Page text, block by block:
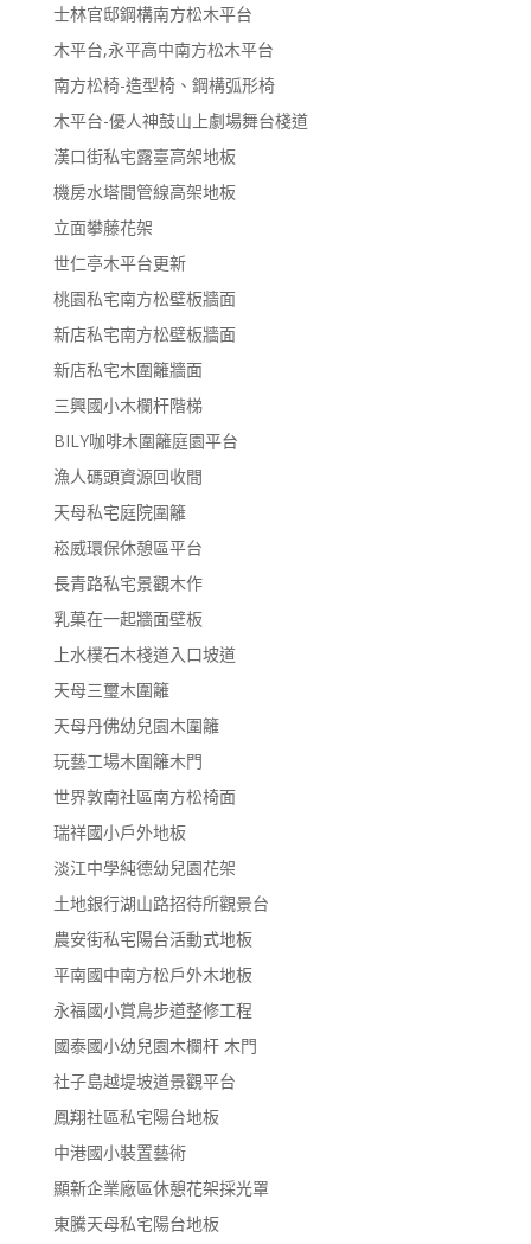
士林官邸鋼構南方松木平台
木平台,永平高中南方松木平台
南方松椅-造型椅、鋼構弧形椅
木平台-優人神鼓山上劇場舞台棧道
漢口街私宅露臺高架地板
機房水塔間管線高架地板
立面攀藤花架
世仁亭木平台更新
桃園私宅南方松壁板牆面
新店私宅南方松壁板牆面
新店私宅木圍籬牆面
三興國小木欄杆階梯
BILY咖啡木圍籬庭園平台
漁人碼頭資源回收間
天母私宅庭院圍籬
崧威環保休憩區平台
長青路私宅景觀木作
乳菓在一起牆面壁板
上水樸石木棧道入口坡道
天母三璽木圍籬
天母丹佛幼兒園木圍籬
玩藝工場木圍籬木門
世界敦南社區南方松椅面
瑞祥國小戶外地板
淡江中學純德幼兒園花架
土地銀行湖山路招待所觀景台
農安街私宅陽台活動式地板
平南國中南方松戶外木地板
永福國小賞鳥步道整修工程
國泰國小幼兒園木欄杆 木門
社子島越堤坡道景觀平台
鳳翔社區私宅陽台地板
中港國小裝置藝術
顯新企業廠區休憩花架採光罩
東騰天母私宅陽台地板